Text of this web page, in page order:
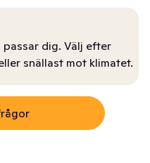
passar dig. Välj efter
snällast mot klimatet.